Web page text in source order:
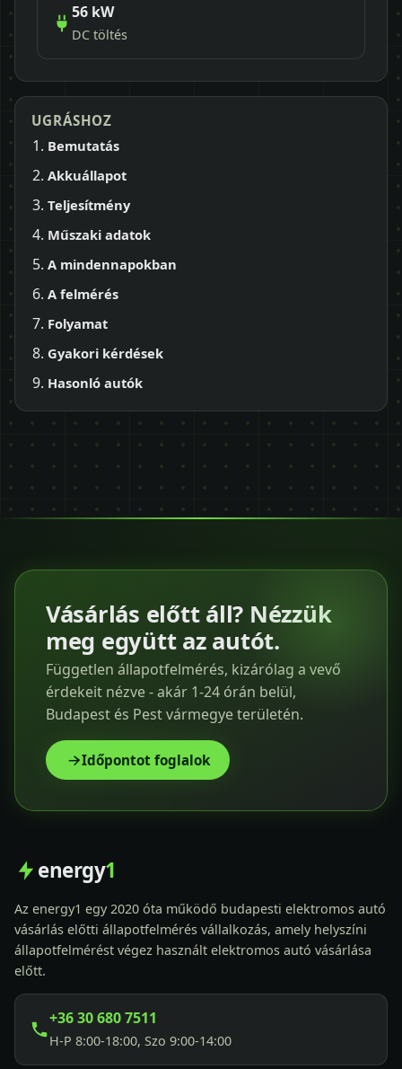
56 kW
DC töltés
UGRÁSHOZ
Bemutatás
Akkuállapot
Teljesítmény
Műszaki adatok
A mindennapokban
A felmérés
Folyamat
Gyakori kérdések
Hasonló autók
Vásárlás előtt áll? Nézzük
meg együtt az autót.
Független állapotfelmérés, kizárólag a vevő
érdekeit nézve - akár 1-24 órán belül,
Budapest és Pest vármegye területén.
Időpontot foglalok
energy1
Az energy1 egy 2020 óta működő budapesti elektromos autó
vásárlás előtti állapotfelmérés vállalkozás, amely helyszíni
állapotfelmérést végez használt elektromos autó vásárlása
előtt.
+36 30 680 7511
H-P 8:00-18:00, Szo 9:00-14:00